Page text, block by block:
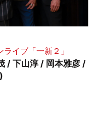
イブ「一新２」
/ 下山淳 / 岡本雅彦 /